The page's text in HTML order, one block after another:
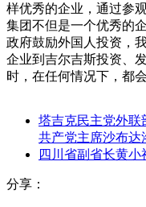
样优秀的企业，通过参
集团不但是一个优秀的
政府鼓励外国人投资，
企业到吉尔吉斯投资、
时，在任何情况下，都
塔吉克民主党外联
共产党主席沙布达
四川省副省长黄小
分享：